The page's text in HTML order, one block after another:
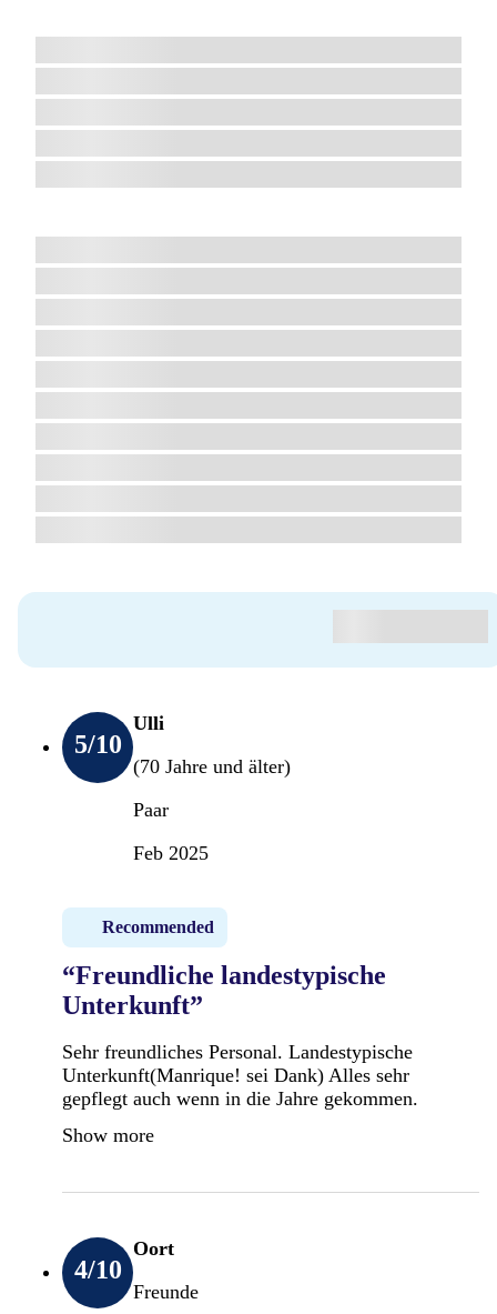
5/10
Ulli
(70 Jahre und älter)
Paar
Feb 2025
Recommended
“Freundliche landestypische
Unterkunft”
Sehr freundliches Personal. Landestypische
Unterkunft(Manrique! sei Dank) Alles sehr
gepflegt auch wenn in die Jahre gekommen.
Show more
4/10
Oort
Freunde